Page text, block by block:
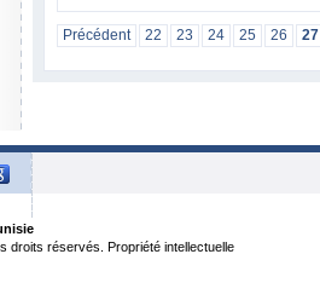
Précédent 22 23 24 25 26 27
droits réservés. Propriété intellectuelle